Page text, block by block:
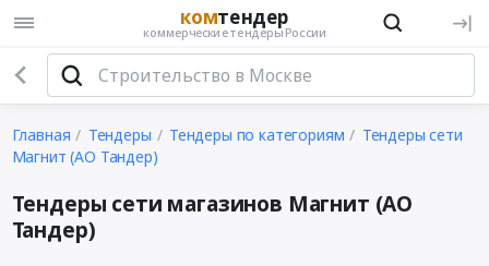
комтендер
коммерческие тендеры России
Главная Тендеры Тендеры по категориям
Тендеры сети
Магнит (АО Тандер)
Тендеры сети магазинов Магнит (АО
Тандер)